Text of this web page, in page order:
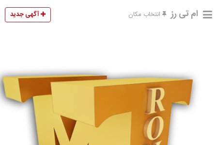
ام تی رز انتخاب مکان آگهی جدید